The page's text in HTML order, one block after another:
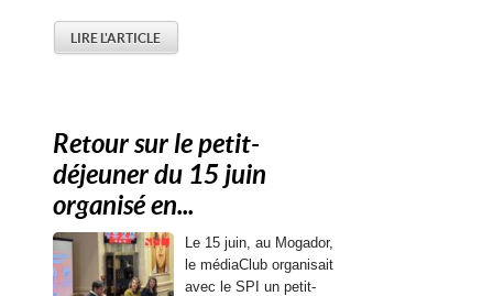
LIRE L'ARTICLE
Retour sur le petit-
déjeuner du 15 juin
organisé en...
Le 15 juin, au Mogador,
le médiaClub organisait
avec le SPI un petit-